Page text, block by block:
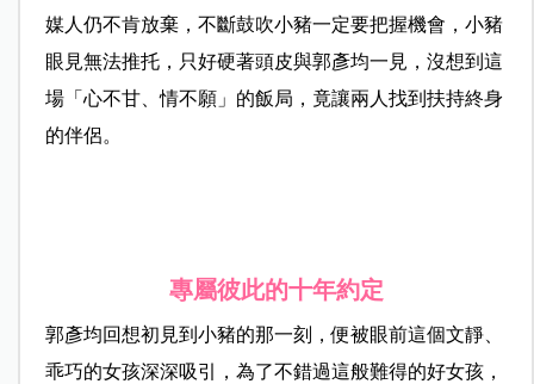
媒人仍不肯放棄，不斷鼓吹小豬一定要把握機會，小豬
眼見無法推托，只好硬著頭皮與郭彥均一見，沒想到這
場「心不甘、情不願」的飯局，竟讓兩人找到扶持終身
的伴侶。
專屬彼此的十年約定
郭彥均回想初見到小豬的那一刻，便被眼前這個文靜、
乖巧的女孩深深吸引，為了不錯過這般難得的好女孩，